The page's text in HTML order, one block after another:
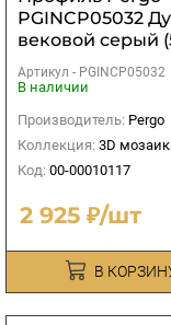
PGINCP05032
вековой серый
Артикул - PGINCP05032
В наличии
Производитель: Pergo
Коллекция: 3D
Код: 00-00010117
2 925 ₽/шт
В